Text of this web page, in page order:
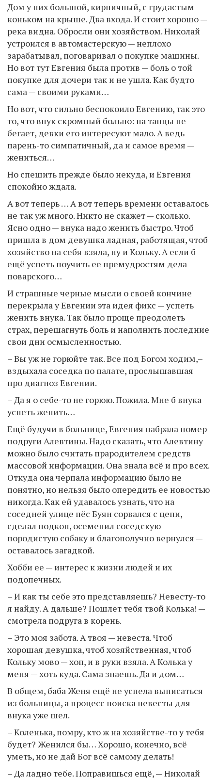
Дом у них большой, кирпичный, с грудастым
коньком на крыше. Два входа. И стоит хорошо —
река видна. Обросли они хозяйством. Николай
устроился в автомастерскую — неплохо
зарабатывал, поговаривал о покупке машины.
Но вот тут Евгения была против — боль о той
покупке для дочери так и не ушла. Как будто
сама — своими руками…
Но вот, что сильно беспокоило Евгению, так это
то, что внук скромный больно: на танцы не
бегает, девки его интересуют мало. А ведь
парень-то симпатичный, да и самое время —
жениться…
Но спешить прежде было некуда, и Евгения
спокойно ждала.
А вот теперь … А вот теперь времени оставалось
не так уж много. Никто не скажет — сколько.
Ясно одно — внука надо женить быстро. Чтоб
пришла в дом девушка ладная, работящая, чтоб
хозяйство на себя взяла, ну и Кольку. А если б
ещё успеть поучить ее премудростям дела
поварского…
И страшные черные мысли о своей кончине
перекрыла у Евгении эта идея фикс — успеть
женить внука. Так было проще преодолеть
страх, перешагнуть боль и наполнить последние
свои дни осмысленностью.
– Вы уж не горюйте так. Все под Богом ходим,–
вздыхала соседка по палате, прослышавшая
про диагноз Евгении.
– Да я о себе-то не горюю. Пожила. Мне б внука
успеть женить…
Ещё будучи в больнице, Евгения набрала номер
подруги Алевтины. Надо сказать, что Алевтину
можно было считать прародителем средств
массовой информации. Она знала всё и про всех.
Откуда она черпала информацию было не
понятно, но нельзя было опередить ее новостью
никогда. Как ей удавалось узнать, что на
соседней улице пёс Буян сорвался с цепи,
сделал подкоп, осеменил соседскую
породистую собаку и благополучно вернулся —
оставалось загадкой.
Хобби ее — интерес к жизни людей и их
подопечных.
– И как ты себе это представляешь? Невесту-то
я найду. А дальше? Пошлет тебя твой Колька! —
смотрела подруга в корень.
– Это моя забота. А твоя — невеста. Чтоб
хорошая девушка, чтоб хозяйственная, чтоб
Кольку мово — хоп, и в руки взяла. А Колька у
меня — хоть куда. Сама знаешь. Да и дом…
В общем, баба Женя ещё не успела выписаться
из больницы, а процесс поиска невесты для
внука уже шел.
– Коленька, помру, кто ж на хозяйстве-то у тебя
будет? Женился бы… Хорошо, конечно, всё
уметь, но не дай Бог всё самому делать!
– Да ладно тебе. Поправишься ещё, — Николай